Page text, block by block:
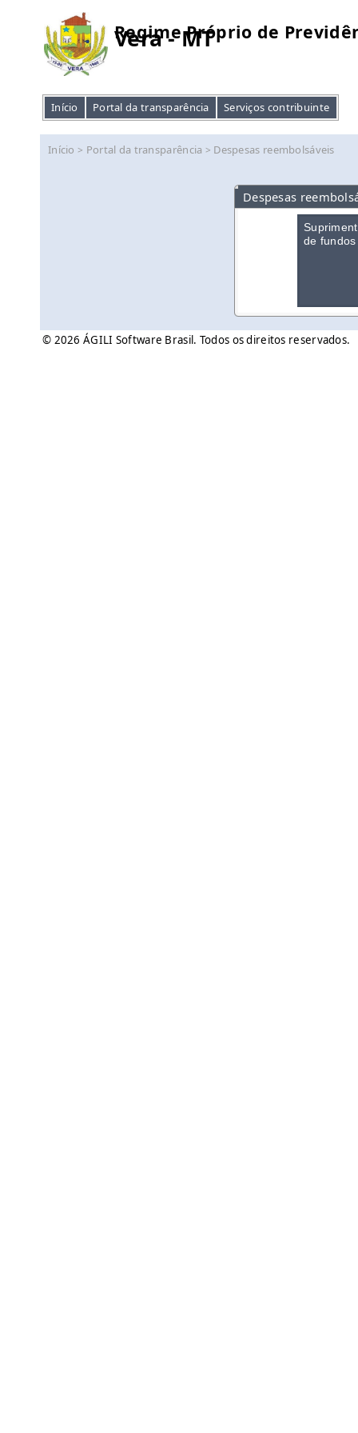
Regime Próprio de
Vera - MT
Início Portal da transparência Serviços contribuinte
Início > Portal da transparência > Despesas reembolsáveis
Despesas
de fundos
© 2026 ÁGILI Software Brasil. Todos os direitos reservados.